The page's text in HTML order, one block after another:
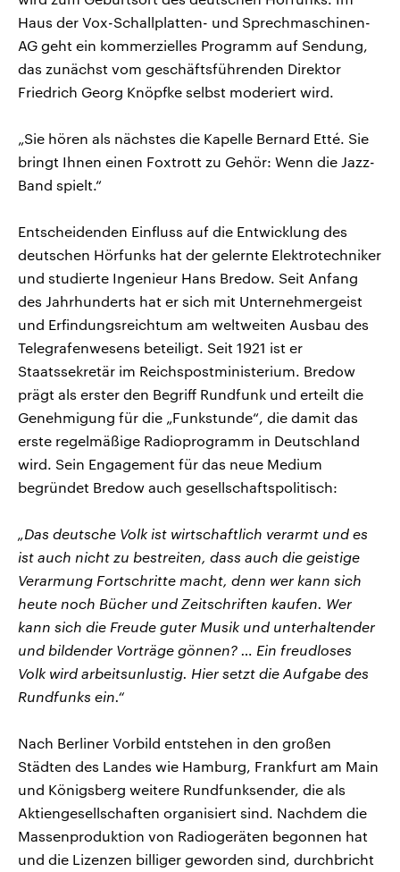
Haus der Vox-Schallplatten- und Sprechmaschinen-
AG geht ein kommerzielles Programm auf Sendung,
das zunächst vom geschäftsführenden Direktor
Friedrich Georg Knöpfke selbst moderiert wird.
„Sie hören als nächstes die Kapelle Bernard Etté. Sie
bringt Ihnen einen Foxtrott zu Gehör: Wenn die Jazz-
Band spielt.“
Entscheidenden Einfluss auf die Entwicklung des
deutschen Hörfunks hat der gelernte Elektrotechniker
und studierte Ingenieur Hans Bredow. Seit Anfang
des Jahrhunderts hat er sich mit Unternehmergeist
und Erfindungsreichtum am weltweiten Ausbau des
Telegrafenwesens beteiligt. Seit 1921 ist er
Staatssekretär im Reichspostministerium. Bredow
prägt als erster den Begriff Rundfunk und erteilt die
Genehmigung für die „Funkstunde“, die damit das
erste regelmäßige Radioprogramm in Deutschland
wird. Sein Engagement für das neue Medium
begründet Bredow auch gesellschaftspolitisch:
„Das deutsche Volk ist wirtschaftlich verarmt und es
ist auch nicht zu bestreiten, dass auch die geistige
Verarmung Fortschritte macht, denn wer kann sich
heute noch Bücher und Zeitschriften kaufen. Wer
kann sich die Freude guter Musik und unterhaltender
und bildender Vorträge gönnen? … Ein freudloses
Volk wird arbeitsunlustig. Hier setzt die Aufgabe des
Rundfunks ein.“
Nach Berliner Vorbild entstehen in den großen
Städten des Landes wie Hamburg, Frankfurt am Main
und Königsberg weitere Rundfunksender, die als
Aktiengesellschaften organisiert sind. Nachdem die
Massenproduktion von Radiogeräten begonnen hat
und die Lizenzen billiger geworden sind, durchbricht